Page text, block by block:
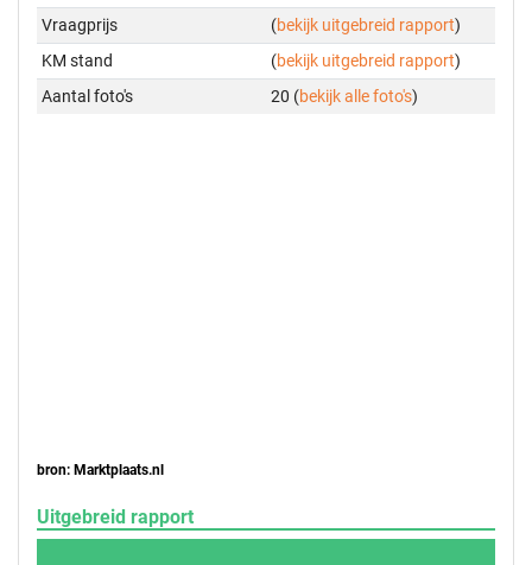
Vraagprijs
(bekijk uitgebreid rapport)
KM stand
(bekijk uitgebreid rapport)
Aantal foto's
20 (bekijk alle foto's)
bron: Marktplaats.nl
Uitgebreid rapport